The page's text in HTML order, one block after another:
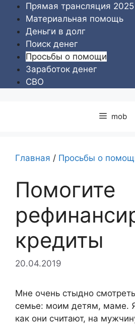
Перейти
содержимому
Прямая трансляция 2025
Материальная помощь
Деньги в долг
Поиск денег
Просьбы о помощи
Заработок денег
СВО
mob
Главная / Просьбы о
Помогите
кредиты
20.04.2019
Мне очень стыдно
семье: моим детям, маме.
как они считают, на